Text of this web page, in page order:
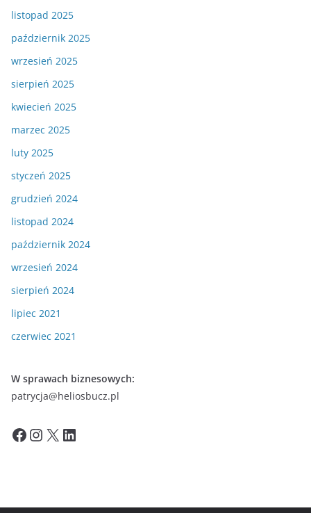
listopad 2025
październik 2025
wrzesień 2025
sierpień 2025
kwiecień 2025
marzec 2025
luty 2025
styczeń 2025
grudzień 2024
listopad 2024
październik 2024
wrzesień 2024
sierpień 2024
lipiec 2021
czerwiec 2021
W sprawach biznesowych:
patrycja@heliosbucz.pl
Facebook InstagramX LinkedIn